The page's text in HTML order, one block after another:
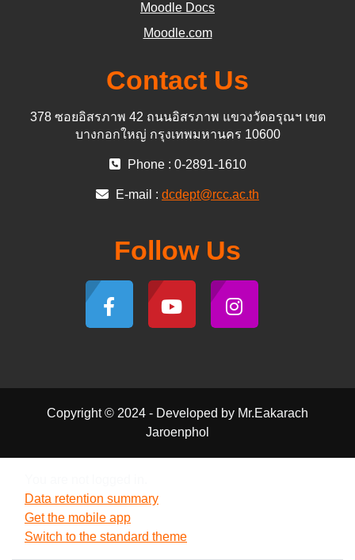
Moodle Docs
Moodle.com
Contact Us
378 ซอยอิสรภาพ 42 ถนนอิสรภาพ แขวงวัดอรุณฯ เขต
บางกอกใหญ่ กรุงเทพมหานคร 10600
Phone : 0-2891-1610
E-mail : dcdept@rcc.ac.th
Follow Us
Copyright © 2024 - Developed by Mr.Eakarach
Jaroenphol
Data retention summary
Get the mobile app
Switch to the standard theme